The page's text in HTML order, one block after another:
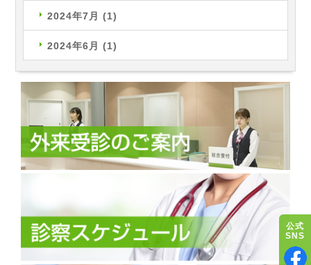
2024年7月 (1)
2024年6月 (1)
公式
SNS